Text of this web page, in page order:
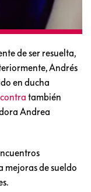
de ser resuelta,
Andrés
en ducha
contra también
Andrea
mejoras de sueldo